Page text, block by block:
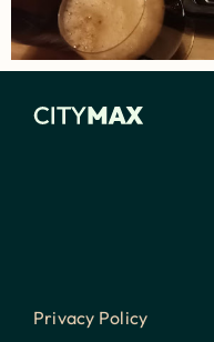
Privacy Policy